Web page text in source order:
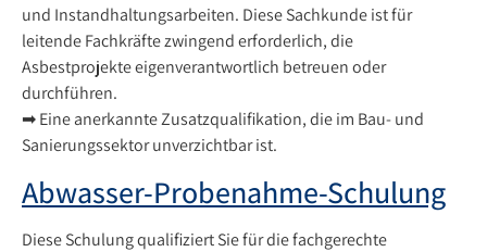
und Instandhaltungsarbeiten. Diese Sachkunde ist für
leitende Fachkräfte zwingend erforderlich, die
Asbestprojekte eigenverantwortlich betreuen oder
durchführen.
➡ Eine anerkannte Zusatzqualifikation, die im Bau- und
Sanierungssektor unverzichtbar ist.
Abwasser-Probenahme-Schulung
Diese Schulung qualifiziert Sie für die fachgerechte